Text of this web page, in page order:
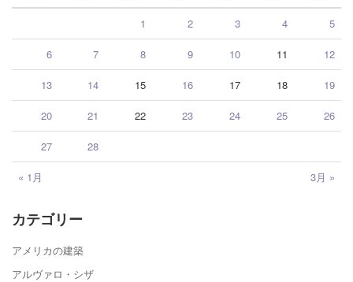
« 1月 3月 »
1 2 3 4 5
6 7 8 9 10 11 12
13 14 15 16 17 18 19
20 21 22 23 24 25 26
27 28
カテゴリー
アメリカの建築
アルヴァロ・シザ